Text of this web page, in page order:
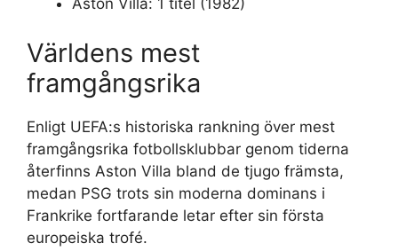
Aston Villa: 1 titel (1982)
Världens mest
framgångsrika
Enligt UEFA:s historiska rankning över mest
framgångsrika fotbollsklubbar genom tiderna
återfinns Aston Villa bland de tjugo främsta,
medan PSG trots sin moderna dominans i
Frankrike fortfarande letar efter sin första
europeiska trofé.